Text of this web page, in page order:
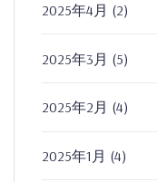
2025年4月 (2)
2025年3月 (5)
2025年2月 (4)
2025年1月 (4)